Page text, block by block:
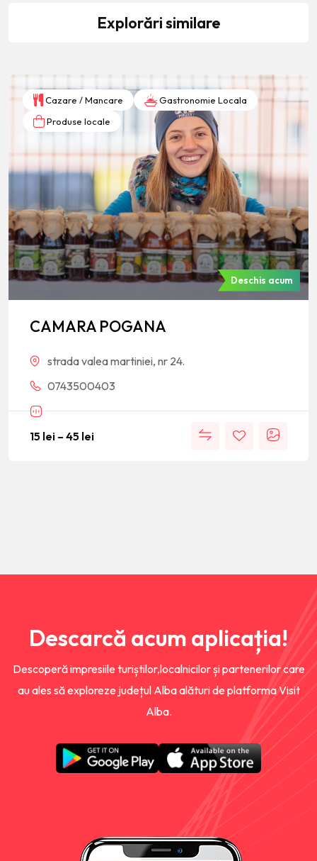
Explorări similare
Cazare / Mancare
Gastronomie Locala
Produse locale
Deschis acum
CAMARA POGANA
strada valea martiniei, nr 24.
0743500403
15 lei – 45 lei
Descarcă acum aplicația!
Descoperă impresiile turiștilor,localnicilor și partenerilor care
au ales să exploreze județul Alba alături de platforma Visit
Alba.